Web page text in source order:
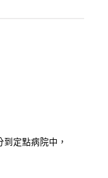
到定點病院中，